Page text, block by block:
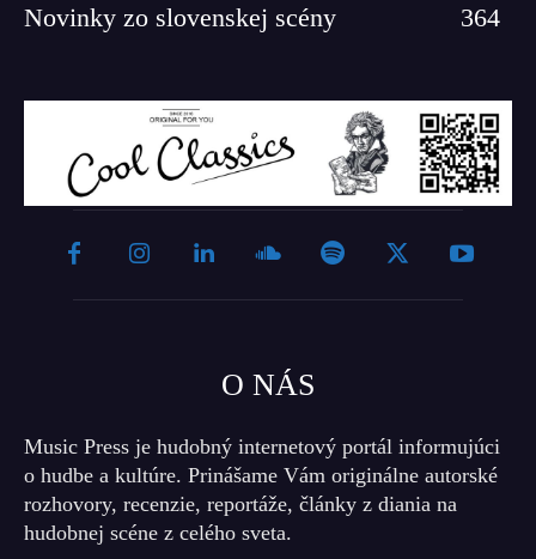
Novinky zo slovenskej scény
364
O NÁS
Music Press je hudobný internetový portál informujúci
o hudbe a kultúre. Prinášame Vám originálne autorské
rozhovory, recenzie, reportáže, články z diania na
hudobnej scéne z celého sveta.